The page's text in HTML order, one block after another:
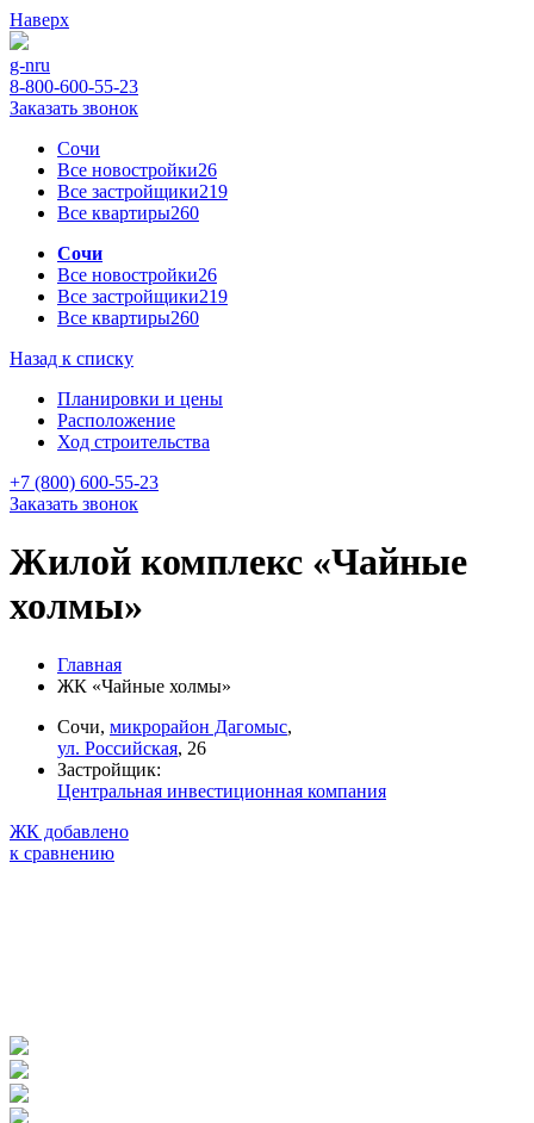
Наверх
g-nru
8-800-600-55-23
Заказать звонок
Сочи
Все новостройки26
Все застройщики219
Все квартиры260
Сочи
Все новостройки26
Все застройщики219
Все квартиры260
Назад к списку
Планировки и цены
Расположение
Ход строительства
+7 (800) 600-55-23
Заказать звонок
Жилой комплекс «Чайные
холмы»
Главная
ЖК «Чайные холмы»
Сочи, микрорайон Дагомыс,
ул. Российская, 26
Застройщик:
Центральная инвестиционная компания
ЖК добавлено
к сравнению